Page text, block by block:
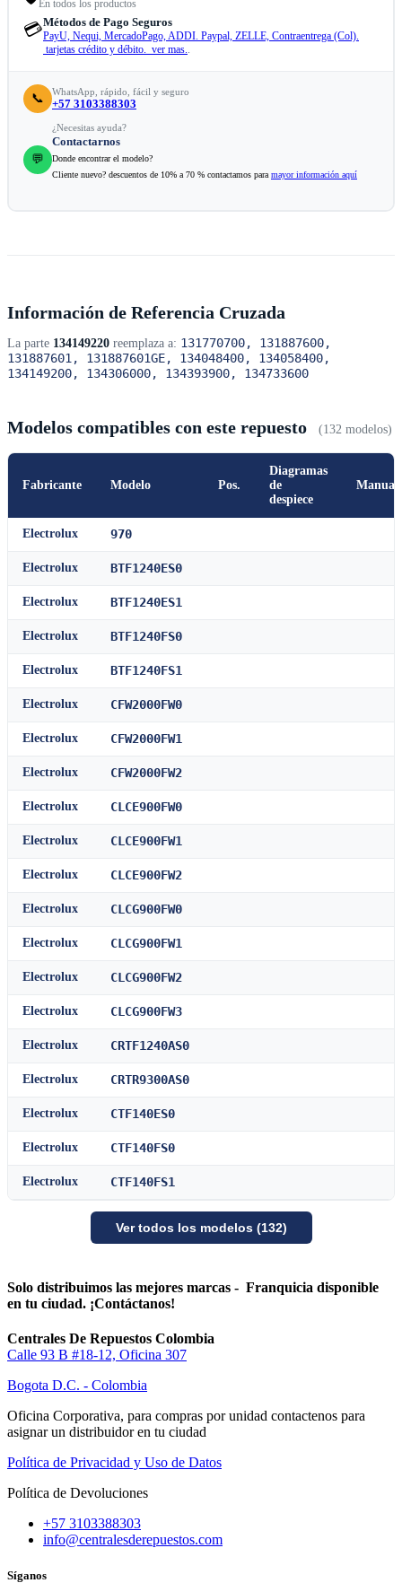
En todos los productos
💳Métodos de Pago Seguros
PayU, Nequi, MercadoPago, ADDI. Paypal, ZELLE, Contraentrega (Col).
tarjetas crédito y débito. ver mas..
📞 WhatsApp, rápido, fácil y seguro
+57 3103388303
💬
¿Necesitas ayuda?
Contactarnos
Donde encontrar el modelo?
Cliente nuevo? descuentos de 10% a 70 % contactamos para mayor información aquí
Información de Referencia Cruzada
La parte 134149220 reemplaza a: 131770700, 131887600,
131887601, 131887601GE, 134048400, 134058400,
134149200, 134306000, 134393900, 134733600
Modelos compatibles con este repuesto (132 modelos)
Fabricante Modelo Pos.
Diagramas
de
despiece
Manual
Electrolux 970
Electrolux BTF1240ES0
Electrolux BTF1240ES1
Electrolux BTF1240FS0
Electrolux BTF1240FS1
Electrolux CFW2000FW0
Electrolux CFW2000FW1
Electrolux CFW2000FW2
Electrolux CLCE900FW0
Electrolux CLCE900FW1
Electrolux CLCE900FW2
Electrolux CLCG900FW0
Electrolux CLCG900FW1
Electrolux CLCG900FW2
Electrolux CLCG900FW3
Electrolux CRTF1240AS0
Electrolux CRTR9300AS0
Electrolux CTF140ES0
Electrolux CTF140FS0
Electrolux CTF140FS1
Ver todos los modelos (132)
Solo distribuimos las mejores marcas - Franquicia disponible
en tu ciudad. ¡Contáctanos!
Centrales De Repuestos Colombia
Calle 93 B #18-12, Oficina 307
Bogota D.C. - Colombia
Oficina Corporativa, para compras por unidad contactenos para
asignar un distribuidor en tu ciudad
Política de Privacidad y Uso de Datos
Política de Devoluciones
+57 3103388303
info@centralesderepuestos.com
Síganos